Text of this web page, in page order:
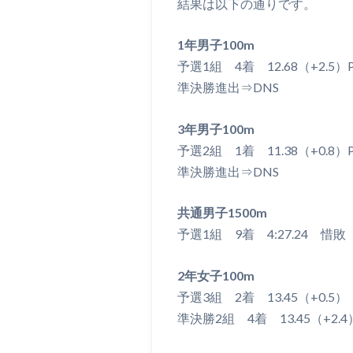
結果は以下の通りです。
1年男子100m
予選1組 4着 12.68（+2.5）
準決勝進出⇒DNS
3年男子100m
予選2組 1着 11.38（+0.8）
準決勝進出⇒DNS
共通男子1500m
予選1組 9着 4:27.24 惜敗
2年女子100m
予選3組 2着 13.45（+0.5）
準決勝2組 4着 13.45（+2.4